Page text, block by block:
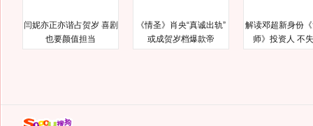
闫妮亦正亦谐占贺岁 喜剧
也要颜值担当
《情圣》肖央“真诚出轨”
或成贺岁档爆款帝
解读邓超新身份
师》投资人 不